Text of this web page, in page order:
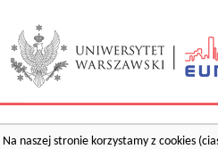
Na naszej stronie korzystamy z cookies